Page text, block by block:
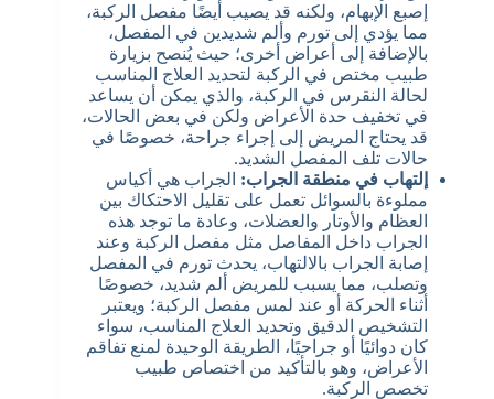
إصبع الإبهام، ولكنه قد يصيب أيضًا مفصل الركبة،
مما يؤدي إلى تورم وألم شديدين في المفصل،
بالإضافة إلى أعراض أخرى؛ حيث يُنصح بزيارة
طبيب مختص في الركبة لتحديد العلاج المناسب
لحالة النقرس في الركبة، والذي يمكن أن يساعد
في تخفيف حدة الأعراض ولكن في بعض الحالات،
قد يحتاج المريض إلى إجراء جراحة، خصوصًا في
حالات تلف المفصل الشديد.
إلتهاب في منطقة الجراب: الجراب هي أكياس
مملوءة بالسوائل تعمل على تقليل الاحتكاك بين
العظام والأوتار والعضلات، وعادة ما توجد هذه
الجراب داخل المفاصل مثل مفصل الركبة وعند
إصابة الجراب بالالتهاب، يحدث تورم في المفصل
وتصلب، مما يسبب للمريض ألم شديد، خصوصًا
أثناء الحركة أو عند لمس مفصل الركبة؛ ويعتبر
التشخيص الدقيق وتحديد العلاج المناسب، سواء
كان دوائيًا أو جراحيًا، الطريقة الوحيدة لمنع تفاقم
الأعراض، وهو بالتأكيد من اختصاص طبيب
تخصص الركبة.